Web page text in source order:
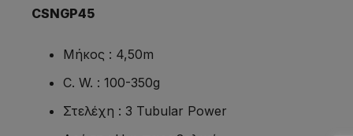
CSNGP45
Μήκος : 4,50m
C. W. : 100-350g
Στελέχη : 3 Tubular Power